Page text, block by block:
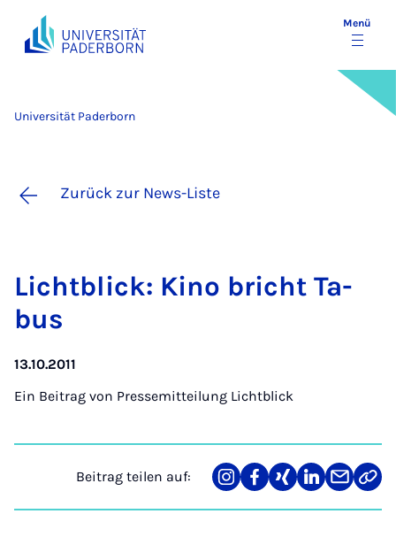
Menü
Universität Paderborn
Zurück zur News-Liste
Licht­blick: Ki­no bricht Ta­
bus
13.10.2011
Ein Beitrag von Pressemitteilung Lichtblick
Beitrag teilen auf:
Teilen
auf
Teilen
auf
Teilen
auf
Teilen
auf
Teilen
über
Link